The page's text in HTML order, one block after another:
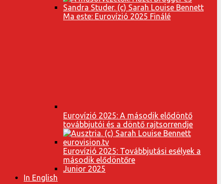
Ma este: Eurovízió 2025 Finálé
Eurovízió 2025: A második elődöntő
továbbjutói és a döntő rajtsorrendje
Eurovízió 2025: Továbbjutási esélyek a
második elődöntőre
Junior 2025
In English